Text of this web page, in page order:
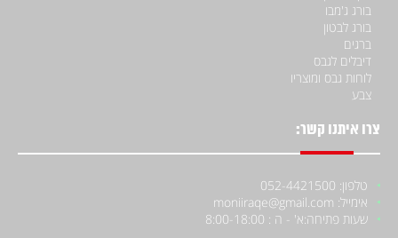
בורג ג'מבו
בורג לבטון
ברגים
דיבלים לגבס
לוחות גבס ומוצריו
צבע
צרו איתנו קשר:
טלפון: 052-4421500
אימייל: moniiraqe@gmail.com
שעות פתיחה:א' - ה : 8:00-18:00